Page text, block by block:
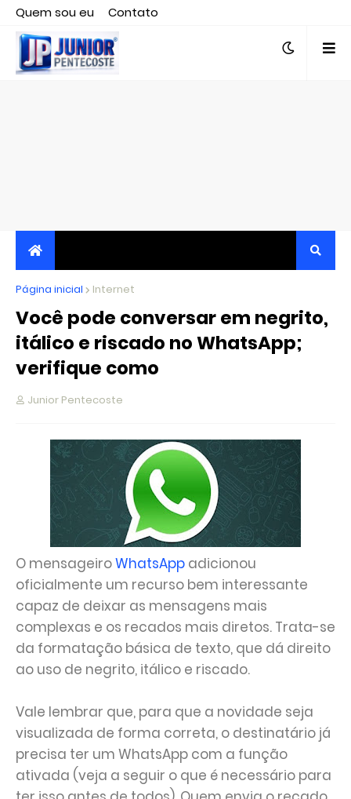
Quem sou eu
Contato
Editor responsável, jornalista Clovis Almeida.
JORNALISMO INDEPENDENTE, TRANSPARENTE E
CRÍTICO
Página inicial Internet
Você pode conversar em negrito,
itálico e riscado no WhatsApp;
verifique como
Junior Pentecoste
O mensageiroWhatsApp adicionou
oficialmente um recurso bem interessante
capaz de deixar as mensagens mais
complexas e os recados mais diretos. Trata-se
da formatação básica de texto, que dá direito
ao uso de negrito, itálico e riscado.
Vale lembrar que, para que a novidade seja
visualizada de forma correta, o destinatário já
precisa ter um WhatsApp com a função
ativada (veja a seguir o que é necessário para